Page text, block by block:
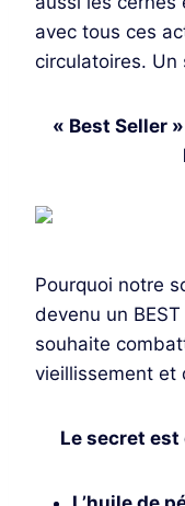
avec tous ces
circulatoires. Un
« Best Seller
Pourquoi notre
devenu un
souhaite
vieillissement et
Le secret